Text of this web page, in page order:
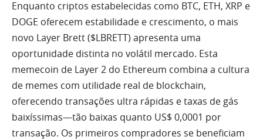
Enquanto criptos estabelecidas como BTC, ETH, XRP e
DOGE oferecem estabilidade e crescimento, o mais
novo Layer Brett ($LBRETT) apresenta uma
oportunidade distinta no volátil mercado. Esta
memecoin de Layer 2 do Ethereum combina a cultura
de memes com utilidade real de blockchain,
oferecendo transações ultra rápidas e taxas de gás
baixíssimas—tão baixas quanto US$ 0,0001 por
transação. Os primeiros compradores se beneficiam